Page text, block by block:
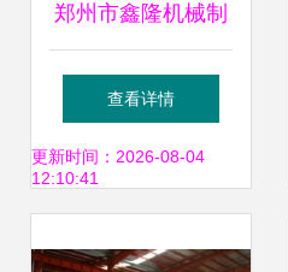
郑州市鑫隆机械制
造 其他工程与建筑
机械产品列表
查看详情
更新时间：2026-08-04
12:10:41